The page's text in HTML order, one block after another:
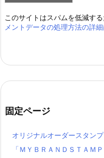
このサイトはスパムを低減す
メントデータの処理方法の詳
固定ページ
オリジナルオーダースタン
「ＭＹＢＲＡＮＤＳＴＡ